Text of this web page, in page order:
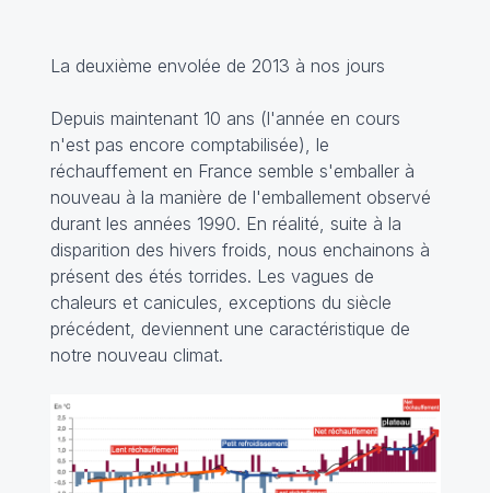
La deuxième envolée de 2013 à nos jours
Depuis maintenant 10 ans (l'année en cours
n'est pas encore comptabilisée), le
réchauffement en France semble s'emballer à
nouveau à la manière de l'emballement observé
durant les années 1990. En réalité, suite à la
disparition des hivers froids, nous enchainons à
présent des étés torrides. Les vagues de
chaleurs et canicules, exceptions du siècle
précédent, deviennent une caractéristique de
notre nouveau climat.